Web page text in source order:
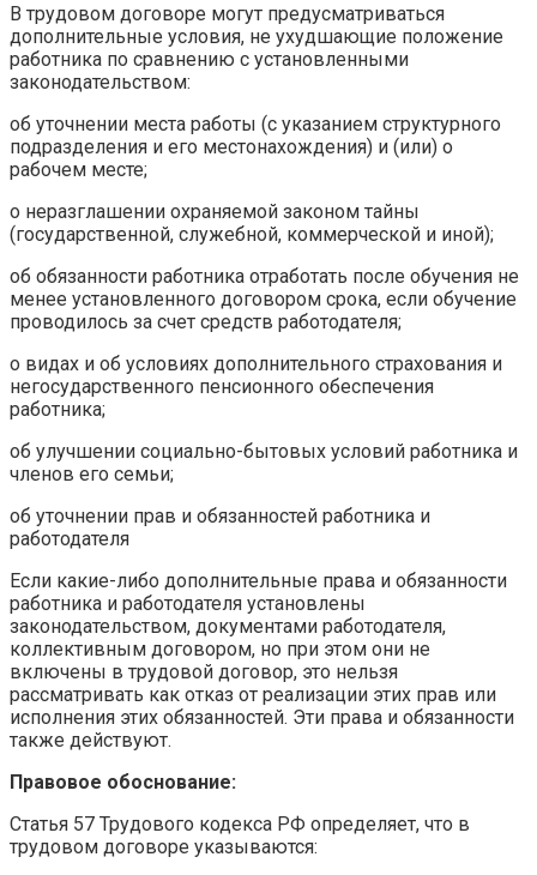
В трудовом договоре могут предусматриваться
дополнительные условия, не ухудшающие положение
работника по сравнению с установленными
законодательством:
об уточнении места работы (с указанием структурного
подразделения и его местонахождения) и (или) о
рабочем месте;
о неразглашении охраняемой законом тайны
(государственной, служебной, коммерческой и иной);
об обязанности работника отработать после обучения не
менее установленного договором срока, если обучение
проводилось за счет средств работодателя;
о видах и об условиях дополнительного страхования и
негосударственного пенсионного обеспечения
работника;
об улучшении социально-бытовых условий работника и
членов его семьи;
об уточнении прав и обязанностей работника и
работодателя
Если какие-либо дополнительные права и обязанности
работника и работодателя установлены
законодательством, документами работодателя,
коллективным договором, но при этом они не
включены в трудовой договор, это нельзя
рассматривать как отказ от реализации этих прав или
исполнения этих обязанностей. Эти права и обязанности
также действуют.
Правовое обоснование:
Статья 57 Трудового кодекса РФ определяет, что в
трудовом договоре указываются: